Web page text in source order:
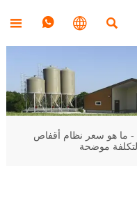




- ما هو سعر نظام أقفاص